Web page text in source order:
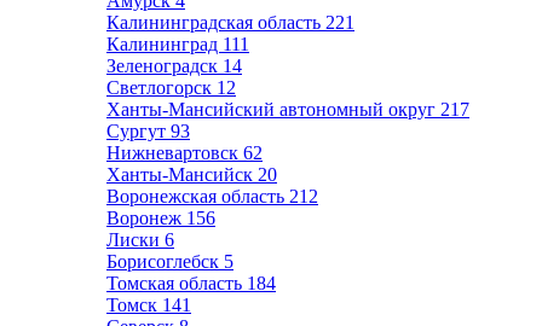
Калининградская область 221
Калининград 111
Зеленоградск 14
Светлогорск 12
Ханты-Мансийский автономный округ 217
Сургут 93
Нижневартовск 62
Ханты-Мансийск 20
Воронежская область 212
Воронеж 156
Лиски 6
Борисоглебск 5
Томская область 184
Томск 141